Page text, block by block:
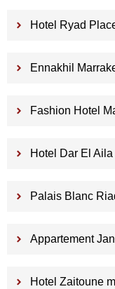
Hotel Ryad
Ennakhil
Fashion Hotel
Hotel Dar El Aila
Palais Blanc
Appartement
Hotel Zaitoune